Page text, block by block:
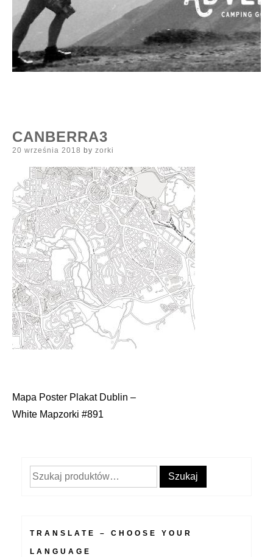
CANBERRA3
Posted
20 września 2018 by zorki
Nawigacja
Mapa Poster Plakat Dublin –
White Mapzorki #891
Szukaj: Szukaj
TRANSLATE – CHOOSE YOUR
LANGUAGE